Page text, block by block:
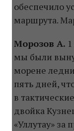
обеспечило
маршрута.
Морозов А.
мы были
морене
пять дней,
в
двойка
«Уллутау» за